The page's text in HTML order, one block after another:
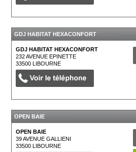
GDJ HABITAT HEXACONFORT
GDJ HABITAT HEXACONFORT
232 AVENUE EPINETTE
33500LIBOURNE
OPEN BAIE
OPEN BAIE
39 AVENUE GALLIENI
33500LIBOURNE